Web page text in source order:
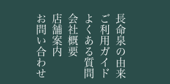
長命泉の由来
ご利用ガイド
よくある質問
会社概要
店舗案内
お問い合わせ